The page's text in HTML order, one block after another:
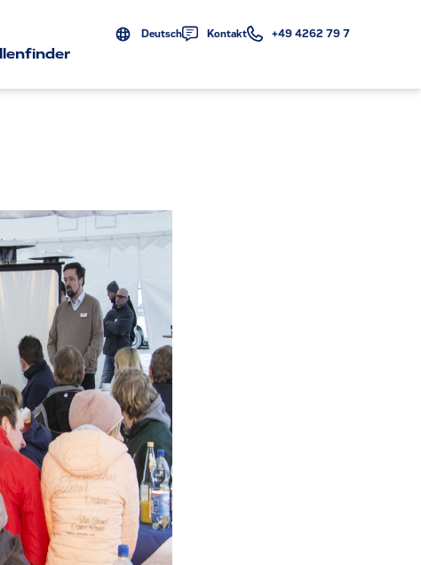
Deutsch Kontakt +49 4262 79 7